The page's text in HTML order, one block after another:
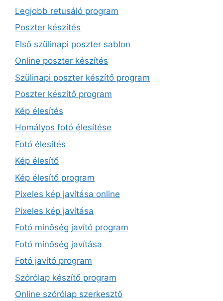
Legjobb retusáló program
Poszter készítés
Első szülinapi poszter sablon
Online poszter készítés
Szülinapi poszter készítő program
Poszter készítő program
Kép élesítés
Homályos fotó élesítése
Fotó élesítés
Kép élesítő
Kép élesítő program
Pixeles kép javítása online
Pixeles kép javítása
Fotó minőség javító program
Fotó minőség javítása
Fotó javító program
Szórólap készítő program
Online szórólap szerkesztő